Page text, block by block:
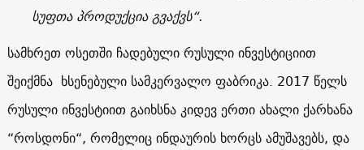
სუფთა პროდუქცია გვაქვს“.
სამხრეთ ოსეთში ჩადებული რუსული ინვესტიციით
შეიქმნა ხსენებული სამკერვალო ფაბრიკა. 2017 წელს
რუსული ინვესტიით გაიხსნა კიდევ ერთი ახალი ქარხანა
“როსდონი“, რომელიც ინდაურის ხორცს ამუშავებს, და